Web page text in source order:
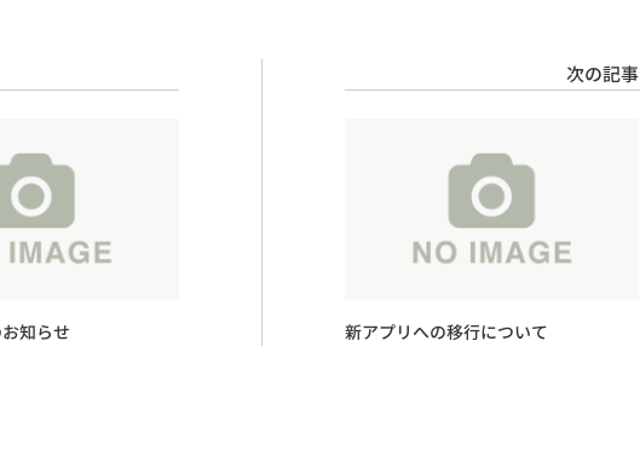
知らせ
次の記事
新アプリへの移行について